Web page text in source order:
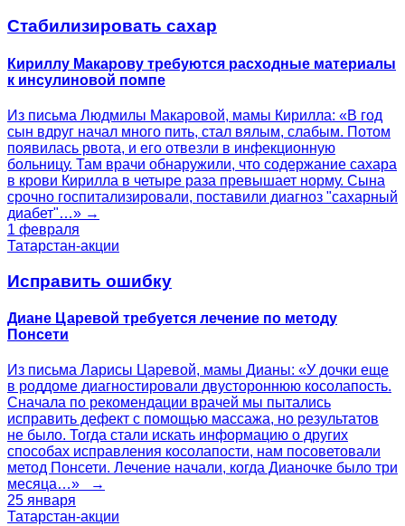
Стабилизировать сахар
Кириллу Макарову требуются расходные материалы
к инсулиновой помпе
Из письма Людмилы Макаровой, мамы Кирилла: «В год
сын вдруг начал много пить, стал вялым, слабым. Потом
появилась рвота, и его отвезли в инфекционную
больницу. Там врачи обнаружили, что содержание сахара
в крови Кирилла в четыре раза превышает норму. Сына
срочно госпитализировали, поставили диагноз "сахарный
диабет"…» →
1 февраля
Татарстан-акции
Исправить ошибку
Диане Царевой требуется лечение по методу
Понсети
Из письма Ларисы Царевой, мамы Дианы: «У дочки еще
в роддоме диагностировали двустороннюю косолапость.
Сначала по рекомендации врачей мы пытались
исправить дефект с помощью массажа, но результатов
не было. Тогда стали искать информацию о других
способах исправления косолапости, нам посоветовали
метод Понсети. Лечение начали, когда Дианочке было три
месяца…» →
25 января
Татарстан-акции